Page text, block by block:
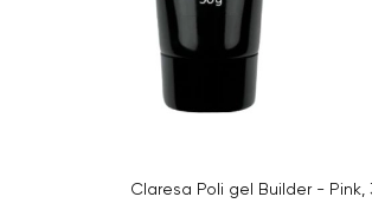
Claresa Poli gel Builder - Pink,